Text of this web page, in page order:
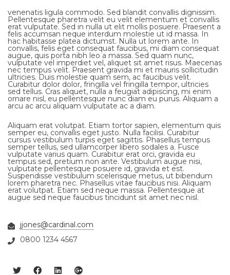
venenatis ligula commodo. Sed blandit convallis dignissim.
Pellentesque pharetra velit eu velit elementum et convallis
erat vulputate. Sed in nulla ut elit mollis posuere. Praesent a
felis accumsan neque interdum molestie ut id massa. In
hac habitasse platea dictumst. Nulla ut lorem ante. In
convallis, felis eget consequat faucibus, mi diam consequat
augue, quis porta nibh leo a massa. Sed quam nunc,
vulputate vel imperdiet vel, aliquet sit amet risus. Maecenas
nec tempus velit. Praesent gravida mi et mauris sollicitudin
ultricies. Duis molestie quam sem, ac faucibus velit.
Curabitur dolor dolor, fringilla vel fringilla tempor, ultricies
sed tellus. Cras aliquet, nulla a feugiat adipiscing, mi enim
ornare nisl, eu pellentesque nunc diam eu purus. Aliquam a
arcu ac arcu aliquam vulputate ac a diam.
Aliquam erat volutpat. Etiam tortor sapien, elementum quis
semper eu, convallis eget justo. Nulla facilisi. Curabitur
cursus vestibulum turpis eget sagittis. Phasellus tempus
semper tellus, sed ullamcorper libero sodales a. Fusce
vulputate varius quam. Curabitur erat orci, gravida eu
tempus sed, pretium non ante. Vestibulum augue nisi,
vulputate pellentesque posuere id, gravida et est.
Suspendisse vestibulum scelerisque metus, ut bibendum
lorem pharetra nec. Phasellus vitae faucibus nisi. Aliquam
erat volutpat. Etiam sed neque massa. Pellentesque at
augue sed neque faucibus tincidunt sit amet nec nisl.
jjones@cardinal.com
0800 1234 4567